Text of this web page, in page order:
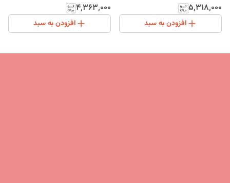
۵٬۳۱۸٬۰۰۰
افزودن به سبد
۴٬۳۶۳٬۰۰۰
افزودن به سبد